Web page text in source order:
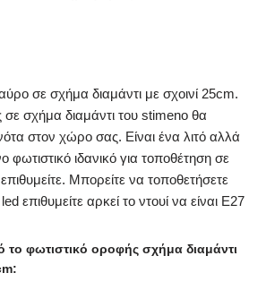
σε σχήμα διαμάντι με σχοινί 25cm.
σε σχήμα διαμάντι του stimeno θα
στον χώρο σας. Είναι ένα λιτό αλλά
φωτιστικό ιδανικό για τοποθέτηση σε
Μπορείτε να τοποθετήσετε
επιθυμείτε αρκεί το ντουί να είναι Ε27
το φωτιστικό οροφής σχήμα διαμάντι